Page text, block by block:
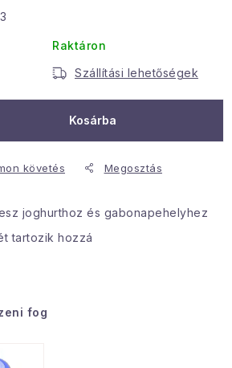
/ visszaadni az áruka
Raktáron
Szállítási lehetőségek
Kosárba
követés Megosztás
joghurthoz és gabonapehelyhez
tartozik hozzá
fog